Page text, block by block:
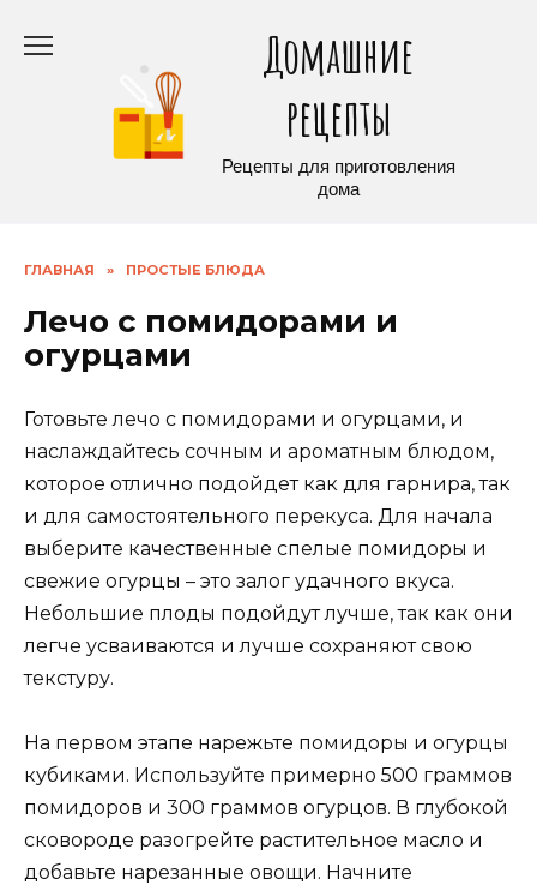
Домашние
рецепты
Рецепты для приготовления
дома
ГЛАВНАЯ » ПРОСТЫЕ БЛЮДА
Лечо с помидорами и
огурцами
Готовьте лечо с помидорами и огурцами, и
наслаждайтесь сочным и ароматным блюдом,
которое отлично подойдет как для гарнира, так
и для самостоятельного перекуса. Для начала
выберите качественные спелые помидоры и
свежие огурцы – это залог удачного вкуса.
Небольшие плоды подойдут лучше, так как они
легче усваиваются и лучше сохраняют свою
текстуру.
На первом этапе нарежьте помидоры и огурцы
кубиками. Используйте примерно 500 граммов
помидоров и 300 граммов огурцов. В глубокой
сковороде разогрейте растительное масло и
добавьте нарезанные овощи. Начните